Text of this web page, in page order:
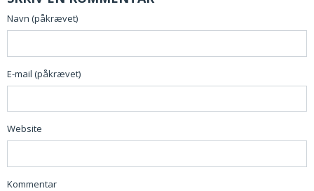
Navn (påkrævet)
E-mail (påkrævet)
Website
Kommentar